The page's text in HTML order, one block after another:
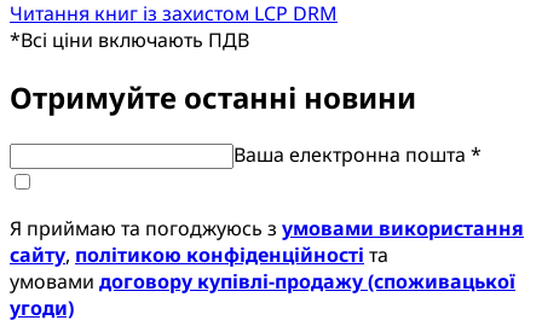
Читання книг із захистом LCP DRM
*Всі ціни включають ПДВ
Отримуйте останні новини
Ваша електронна пошта *
Я приймаю та погоджуюсь з умовами використання
сайту, політикою конфіденційності та
умовами договору купівлі-продажу (споживацької
угоди)